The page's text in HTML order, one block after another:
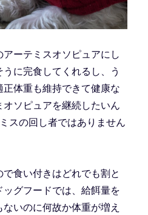
ーテミスオソピュアにし
に完食してくれるし、う
体重も維持できて健康な
ソピュアを継続したいん
スの回し者ではありません
食い付きはどれでも割と
グフードでは、給餌量を
いのに何故か体重が増え